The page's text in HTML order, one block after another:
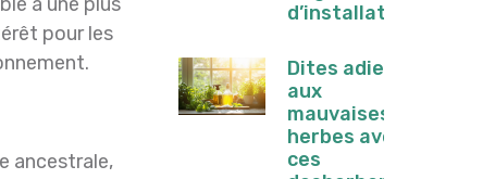
pour les
ancestrale,
d’installation
Dites adieu
aux
mauvaises
herbes avec
ces